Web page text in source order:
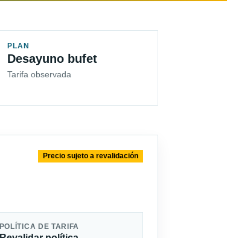
PLAN
Desayuno bufet
Tarifa observada
Precio sujeto a revalidación
POLÍTICA DE TARIFA